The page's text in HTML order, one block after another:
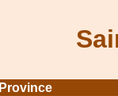
Province